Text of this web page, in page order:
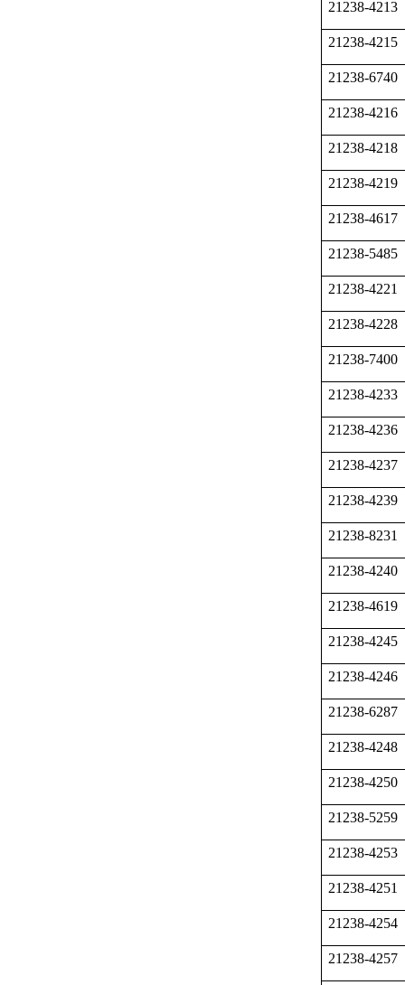
21238-4213
21238-4215
21238-6740
21238-4216
21238-4218
21238-4219
21238-4617
21238-5485
21238-4221
21238-4228
21238-7400
21238-4233
21238-4236
21238-4237
21238-4239
21238-8231
21238-4240
21238-4619
21238-4245
21238-4246
21238-6287
21238-4248
21238-4250
21238-5259
21238-4253
21238-4251
21238-4254
21238-4257